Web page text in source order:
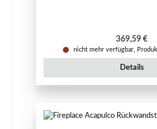
Regulärer
369,59 €
nicht mehr verfügbar,
Details